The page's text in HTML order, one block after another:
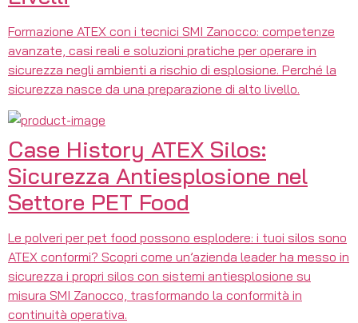
Formazione ATEX con i tecnici SMI Zanocco: competenze
avanzate, casi reali e soluzioni pratiche per operare in
sicurezza negli ambienti a rischio di esplosione. Perché la
sicurezza nasce da una preparazione di alto livello.
Case History ATEX Silos:
Sicurezza Antiesplosione nel
Settore PET Food
Le polveri per pet food possono esplodere: i tuoi silos sono
ATEX conformi? Scopri come un’azienda leader ha messo in
sicurezza i propri silos con sistemi antiesplosione su
misura SMI Zanocco, trasformando la conformità in
continuità operativa.